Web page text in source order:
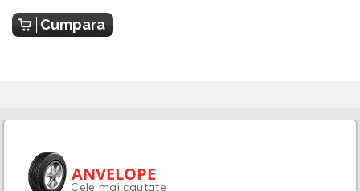
Cumpara
ANVELOPE
Cele mai cautate